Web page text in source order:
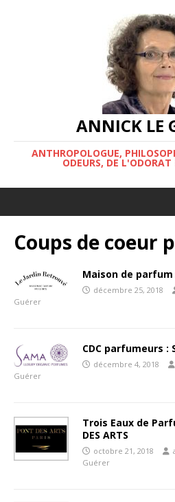
ANNICK LE
ANTHROPOLOGUE,
ODEURS, DE
Coups de coeur
Maison de parfum :
décembre 25, 2018
Guérer
CDC parfumeurs :
décembre 4, 2018
Guérer
Trois Eaux de
DES ARTS
octobre 21, 2018
Guérer